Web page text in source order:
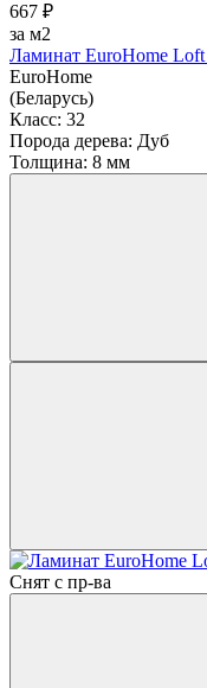
667 ₽
за м2
Ламинат EuroHome
EuroHome
(Беларусь)
Класс: 32
Порода дерева: Дуб
Толщина: 8 мм
Снят с пр-ва